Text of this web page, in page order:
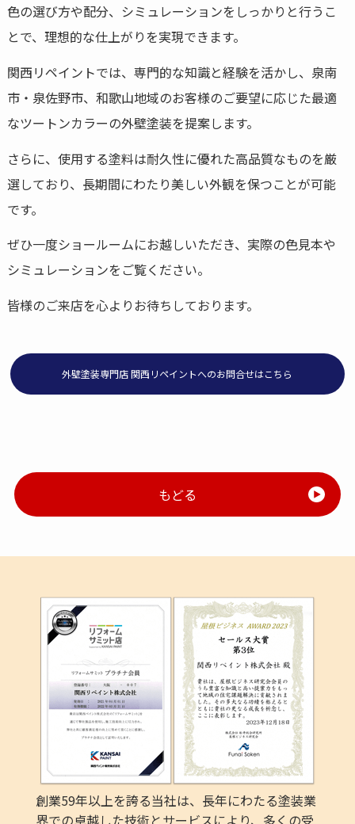
色の選び方や配分、シミュレーションをしっかりと行うこ
とで、理想的な仕上がりを実現できます。
関西リペイントでは、専門的な知識と経験を活かし、泉南
市・泉佐野市、和歌山地域のお客様のご要望に応じた最適
なツートンカラーの外壁塗装を提案します。
さらに、使用する塗料は耐久性に優れた高品質なものを厳
選しており、長期間にわたり美しい外観を保つことが可能
です。
ぜひ一度ショールームにお越しいただき、実際の色見本や
シミュレーションをご覧ください。
皆様のご来店を心よりお待ちしております。
外壁塗装専門店 関西リペイントへのお問合せはこちら
もどる
創業59年以上を誇る当社は、長年にわたる塗装業
界での卓越した技術とサービスにより、多くの受